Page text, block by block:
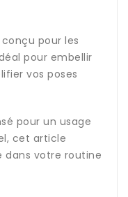
pour les
pour embellir
vos poses
pour un usage
cet article
dans votre routine